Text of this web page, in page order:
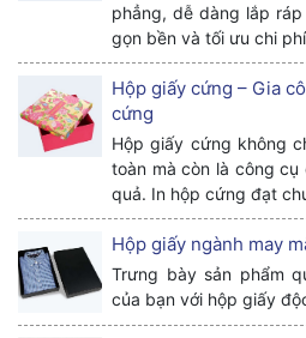
phẳng, dễ dàng lắp
gọn bền và tối ưu chi
Hộp giấy cứng – Gia
cứng
Hộp giấy cứng không
toàn mà còn là công
quả. In hộp cứng đạt
Hộp giấy ngành may
Trưng bày sản phẩm
của bạn với hộp giấy